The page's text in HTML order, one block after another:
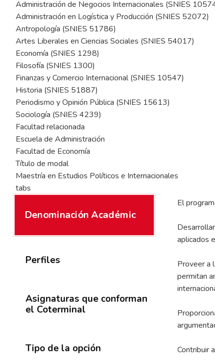
Administración de Negocios Internacionales (SNIES
Administración en Logística y Producción (SNIES 52072)
Antropología (SNIES 51786)
Artes Liberales en Ciencias Sociales (SNIES 54017)
Economía (SNIES 1298)
Filosofía (SNIES 1300)
Finanzas y Comercio Internacional (SNIES 10547)
Historia (SNIES 51887)
Periodismo y Opinión Pública (SNIES 15613)
Sociología (SNIES 4239)
Facultad relacionada
Escuela de Administración
Facultad de Economía
Título de modal
Maestría en Estudios Políticos e Internacionales
tabs
Denominación Académic
Perfiles
Asignaturas que conforman
el Coterminal
Tipo de la opción
El
aplicados
Proveer a
permitan
Contribuir